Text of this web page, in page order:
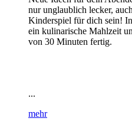
nur unglaublich lecker,
Kinderspiel für dich sein!
ein kulinarische Mahlzeit
von 30 Minuten fertig.
...
mehr